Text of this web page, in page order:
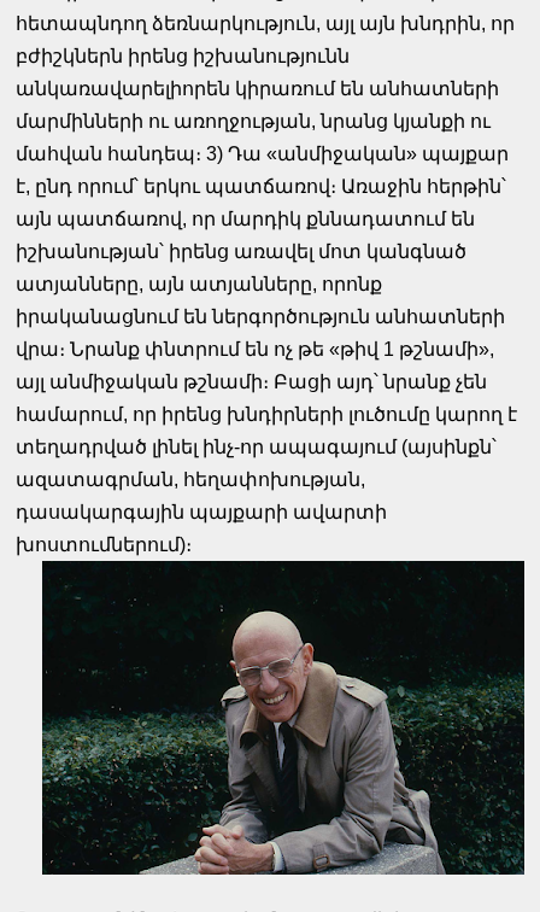
հետապնդող ձեռնարկություն, այլ այն խնդրին, որ
բժիշկներն իրենց իշխանությունն
անկառավարելիորեն կիրառում են անհատների
մարմինների ու առողջության, նրանց կյանքի ու
մահվան հանդեպ։ 3) Դա «անմիջական» պայքար
է, ընդ որում՝ երկու պատճառով։ Առաջին հերթին՝
այն պատճառով, որ մարդիկ քննադատում են
իշխանության՝ իրենց առավել մոտ կանգնած
ատյանները, այն ատյանները, որոնք
իրականացնում են ներգործություն անհատների
վրա։ Նրանք փնտրում են ոչ թե «թիվ 1 թշնամի»,
այլ անմիջական թշնամի։ Բացի այդ՝ նրանք չեն
համարում, որ իրենց խնդիրների լուծումը կարող է
տեղադրված լինել ինչ-որ ապագայում (այսինքն՝
ազատագրման, հեղափոխության,
դասակարգային պայքարի ավարտի
խոստումներում)։